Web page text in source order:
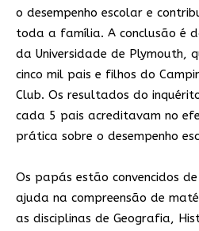
o desempenho escolar e
toda a família. A conclusão é
da Universidade de Plymouth,
cinco mil pais e filhos do
Club. Os resultados do
cada 5 pais acreditavam no
prática sobre o desempenho
Os papás estão convencidos
ajuda na compreensão de
as disciplinas de Geografia,